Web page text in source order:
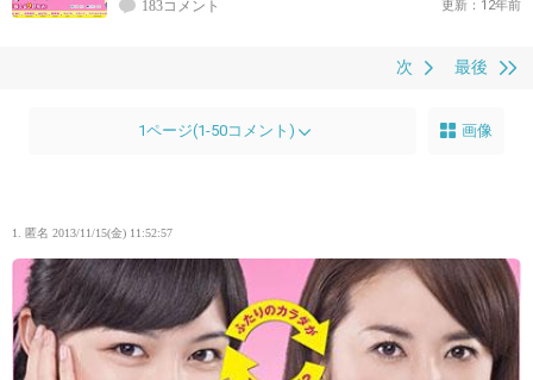
183コメント 更新：12年前
最後
次
1ページ(1-50コメント) 画像
1. 匿名 2013/11/15(金) 11:52:57